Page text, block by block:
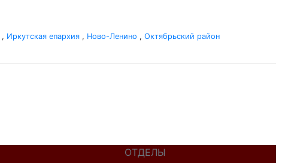
, Иркутская епархия , Ново-Ленино , Октябрьский район
ОТДЕЛЫ